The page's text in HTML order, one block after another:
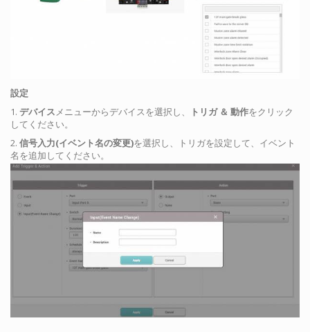
設定
1. デバイスメニューからデバイスを選択し、 トリガ ＆ 動作をクリック
してください。
2. 信号入力(イベント名の変更)を選択し、トリガを設定して、イベント
名を追加してください。